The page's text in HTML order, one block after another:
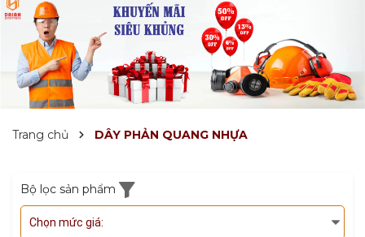
Trang chủ DÂY PHẢN QUANG NHỰA
Bộ lọc sản phẩm
Chọn mức giá: